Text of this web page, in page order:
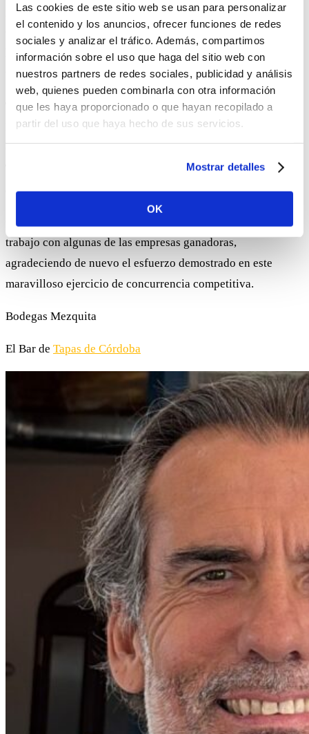
Las cookies de este sitio web se usan para personalizar
el contenido y los anuncios, ofrecer funciones de redes
sociales y analizar el tráfico. Además, compartimos
información sobre el uso que haga del sitio web con
nuestros partners de redes sociales, publicidad y análisis
web, quienes pueden combinarla con otra información
que les haya proporcionado o que hayan recopilado a
partir del uso que haya hecho de sus servicios.
Mostrar detalles
OK
Oportunidad Accesibleapoyo al bloque de Branded
Content con su proyecto titulado «Accesibilidad y felicidad»
haciendo especial hincapié en ROI de marca y reputación a
través de la responsabilidad social corporativa.
También destacar fuera de concurso la iniciativa de Juan
Manuel Medina y su presentación de un proyecto en
colaboración a la línea de subvenciones de la Consejería de
Turismo y Comercio en materia de adaptación de las cartas
al braille.
Os dejamos esta imagen de nuestra primera reunión de
trabajo con algunas de las empresas ganadoras,
agradeciendo de nuevo el esfuerzo demostrado en este
maravilloso ejercicio de concurrencia competitiva.
Bodegas Mezquita
El Bar de Tapas de Córdoba